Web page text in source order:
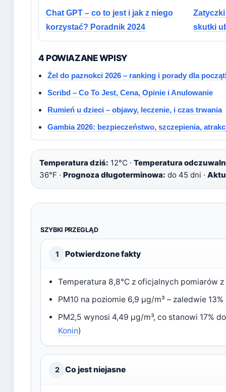
Chat GPT – co to jest i jak z niego
korzystać? Poradnik 2024
skutki
4 POWIAZANE WPISY
Żel do paznokci 2026 – ranking i porady dla
Scribd – Co To Jest, Cena, Opinie i Anulowanie
Rumień u dzieci – objawy, leczenie, i czas trwania
Gambia 2026: bezpieczeństwo, szczepienia,
Temperatura dziś: 12°C · Temperatura
36°F · Prognoza długoterminowa: do 45 dni ·
SZYBKI PRZEGLĄD
1 Potwierdzone fakty
Temperatura 8,8°C z oficjalnych pomiarów z
PM10 na poziomie 6,9 µg/m³ – zaledwie
PM2,5 wynosi 4,49 µg/m³, co stanowi 17%
Konin)
2 Co jest niejasne